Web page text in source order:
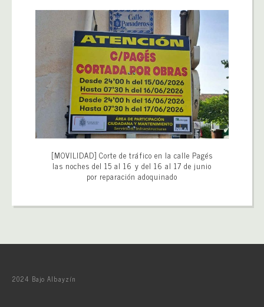
[MOVILIDAD] Corte de tráfico en la calle Pagés
las noches del 15 al 16 y del 16 al 17 de junio
por reparación adoquinado
2024 Bajo Albayzín